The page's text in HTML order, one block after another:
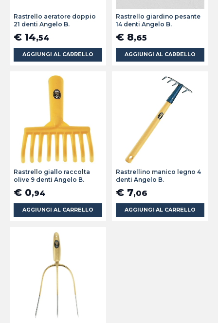
Rastrello aeratore doppio
21 denti Angelo B.
€ 14,54
AGGIUNGI AL CARRELLO
Rastrello giardino pesante
14 denti Angelo B.
€ 8,65
AGGIUNGI AL CARRELLO
Rastrello giallo raccolta
olive 9 denti Angelo B.
€ 0,94
AGGIUNGI AL CARRELLO
Rastrellino manico legno 4
denti Angelo B.
€ 7,06
AGGIUNGI AL CARRELLO